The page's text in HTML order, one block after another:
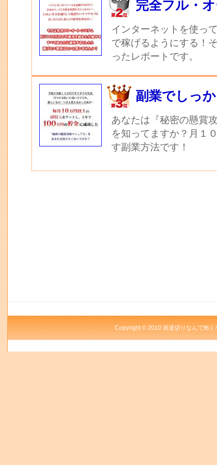
完全フル・
インターネットを使っ
で稼げるようにする！
ったレポートです。
副業でしっ
あなたは『秘密の懸賞
を知ってますか？月１
す副業方法です！
Copyright © 2010 派遣切りなんて怖